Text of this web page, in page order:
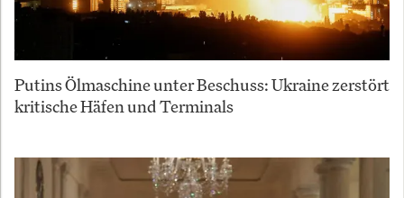
Putins Ölmaschine unter Beschuss: Ukraine zerstört
kritische Häfen und Terminals